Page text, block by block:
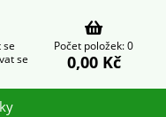
se
se
Počet položek: 0
0,00 Kč